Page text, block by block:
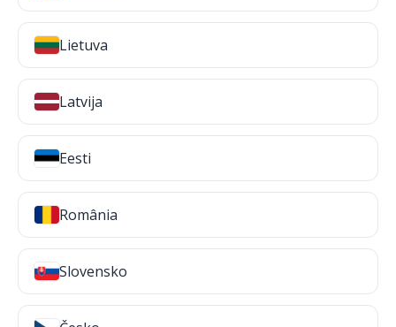
Lietuva
Latvija
Eesti
România
Slovensko